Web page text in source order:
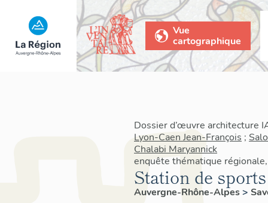
Vue
cartographique
Dossier d’œuvre architecture
Lyon-Caen Jean-François ;
Chalabi Maryannick
enquête thématique
Station de
Auvergne-Rhône-Alpes>